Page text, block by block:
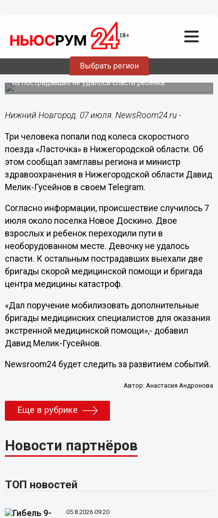
Выбрать регион
07.07.202214:50
Три человека сбиты скоростным
поездом в Нижегородской области
Из пострадавших не удалось спасти ребенка.
Нижний Новгород. 07 июля. NewsRoom24.ru -
Три человека попали под колеса скоростного
поезда «Ласточка» в Нижегородской области. Об
этом сообщал замглавы региона и министр
здравоохранения в Нижегородской области Давид
Мелик-Гусейнов в своем Telegram.
Согласно информации, происшествие случилось 7
июля около поселка Новое Доскино. Двое
взрослых и ребенок переходили пути в
необорудованном месте. Девочку не удалось
спасти. К остальным пострадавших выехали две
бригады скорой медицинской помощи и бригада
центра медицины катастроф.
«Дал поручение мобилизовать дополнительные
бригады медицинских специалистов для оказания
экстренной медицинской помощи»,- добавил
Давид Мелик-Гусейнов.
Newsroom24 будет следить за развитием событий.
Автор: Анастасия Андронова
Еще в рубрике
Новости партнёров
ТОП новостей
05.8.2026 09:20